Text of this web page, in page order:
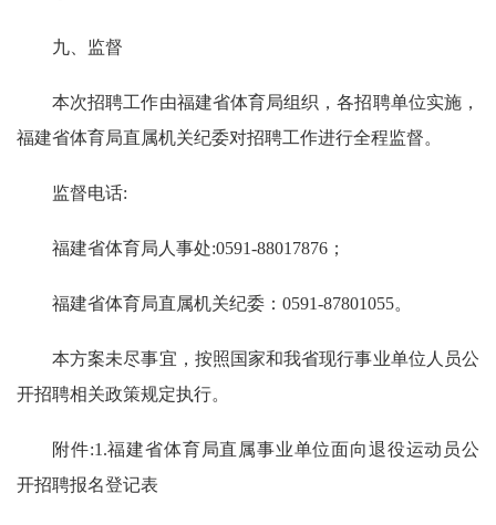
九、监督
本次招聘工作由福建省体育局组织，各招聘单位实施，
福建省体育局直属机关纪委对招聘工作进行全程监督。
监督电话:
福建省体育局人事处:0591-88017876；
福建省体育局直属机关纪委：0591-87801055。
本方案未尽事宜，按照国家和我省现行事业单位人员公
开招聘相关政策规定执行。
附件:1.福建省体育局直属事业单位面向退役运动员公
开招聘报名登记表